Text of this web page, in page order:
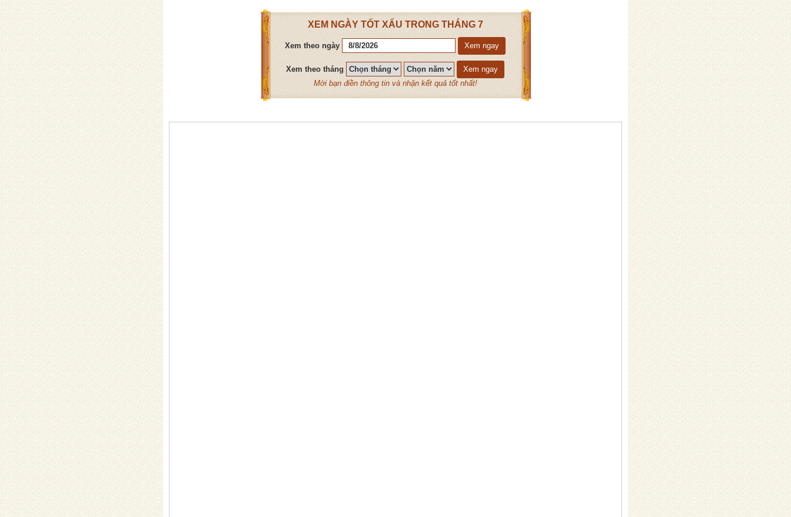
XEM NGÀY TỐT XẤU TRONG THÁNG 7
Xem theo ngày Xem ngay
Xem theo tháng
Xem ngay
Mời bạn điền thông tin và nhận kết quả tốt nhất!